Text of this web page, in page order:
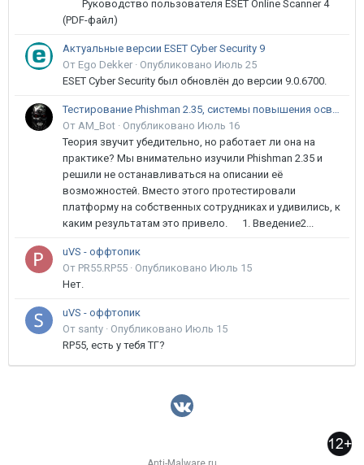
Руководство пользователя ESET Online Scanner 4
(PDF-файл)
Актуальные версии ESET Cyber Security 9
От Ego Dekker · Опубликовано Июль 25
ESET Cyber Security был обновлён до версии 9.0.6700.
Тестирование Phishman 2.35, системы повышения осведомлённости пользователей в сфере ИБ
От AM_Bot · Опубликовано Июль 16
Теория звучит убедительно, но работает ли она на
практике? Мы внимательно изучили Phishman 2.35 и
решили не останавливаться на описании её
возможностей. Вместо этого протестировали
платформу на собственных сотрудниках и удивились, к
каким результатам это привело. 1. Введение2...
uVS - оффтопик
От PR55.RP55 · Опубликовано Июль 15
Нет.
uVS - оффтопик
От santy · Опубликовано Июль 15
RP55, есть у тебя ТГ?